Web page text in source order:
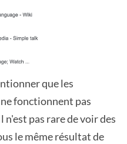
que les
fonctionnent pas
pas rare de voir des
le même résultat de